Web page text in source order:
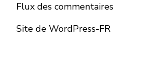
Flux des commentaires
Site de WordPress-FR